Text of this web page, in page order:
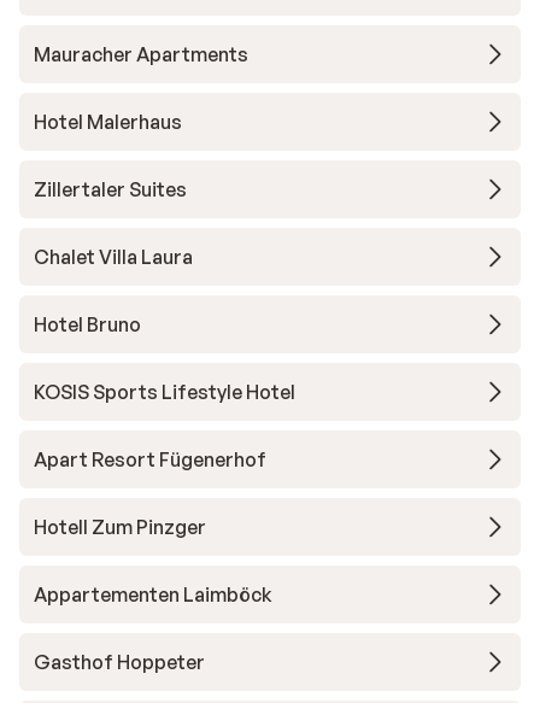
Mauracher Apartments
Hotel Malerhaus
Zillertaler Suites
Chalet Villa Laura
Hotel Bruno
KOSIS Sports Lifestyle Hotel
Apart Resort Fügenerhof
Hotell Zum Pinzger
Appartementen Laimböck
Gasthof Hoppeter